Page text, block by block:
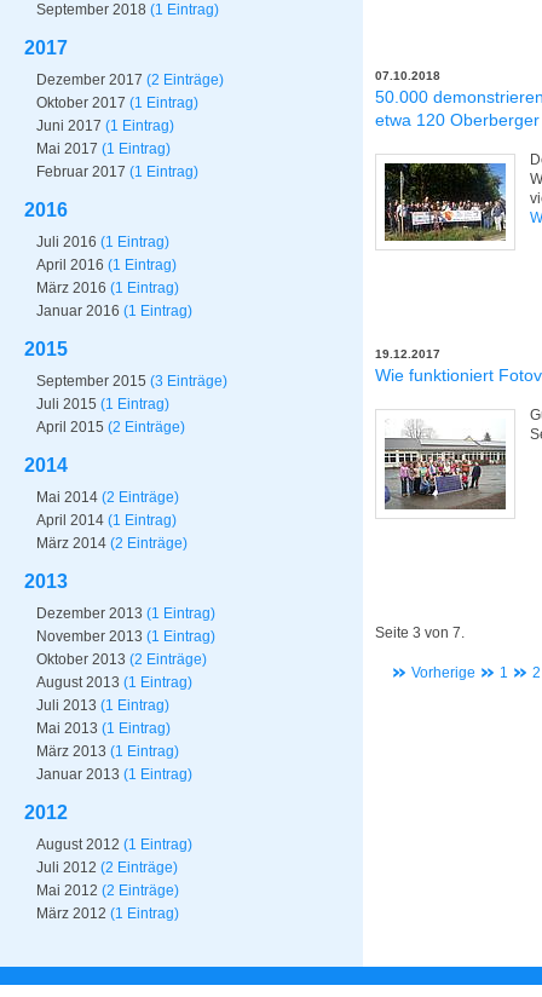
September 2018 (1 Eintrag)
2017
Dezember 2017 (2 Einträge)
Oktober 2017 (1 Eintrag)
Juni 2017 (1 Eintrag)
Mai 2017 (1 Eintrag)
Februar 2017 (1 Eintrag)
2016
Juli 2016 (1 Eintrag)
April 2016 (1 Eintrag)
März 2016 (1 Eintrag)
Januar 2016 (1 Eintrag)
2015
September 2015 (3 Einträge)
Juli 2015 (1 Eintrag)
April 2015 (2 Einträge)
2014
Mai 2014 (2 Einträge)
April 2014 (1 Eintrag)
März 2014 (2 Einträge)
2013
Dezember 2013 (1 Eintrag)
November 2013 (1 Eintrag)
Oktober 2013 (2 Einträge)
August 2013 (1 Eintrag)
Juli 2013 (1 Eintrag)
Mai 2013 (1 Eintrag)
März 2013 (1 Eintrag)
Januar 2013 (1 Eintrag)
2012
August 2012 (1 Eintrag)
Juli 2012 (2 Einträge)
Mai 2012 (2 Einträge)
März 2012 (1 Eintrag)
07.10.2018
50.000
etwa 120
19.12.2017
Wie funktioniert
Seite 3 von 7.
Vorherige 1 2